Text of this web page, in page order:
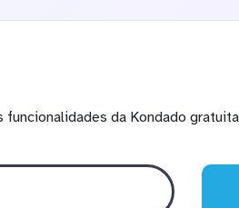
funcionalidades da Kondado